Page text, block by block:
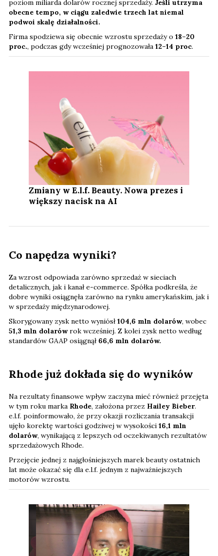
poziom miliarda dolarów rocznej sprzedaży. Jeśli utrzyma
obecne tempo, w ciągu zaledwie trzech lat niemal
podwoi skalę działalności.
Firma spodziewa się obecnie wzrostu sprzedaży o 18–20
proc., podczas gdy wcześniej prognozowała 12–14 proc.
Zmiany w E.l.f. Beauty. Nowa prezes i
większy nacisk na AI
Co napędza wyniki?
Za wzrost odpowiada zarówno sprzedaż w sieciach
detalicznych, jak i kanał e-commerce. Spółka podkreśla, że
dobre wyniki osiągnęła zarówno na rynku amerykańskim, jak i
w sprzedaży międzynarodowej.
Skorygowany zysk netto wyniósł104,6 mln dolarów, wobec
51,3 mln dolarówrok wcześniej. Z kolei zysk netto według
standardów GAAP osiągnął 66,6 mln dolarów.
Rhode już dokłada się do wyników
Na rezultaty finansowe wpływ zaczyna mieć również przejęta
w tym roku marka Rhode, założona przez Hailey Bieber.
e.l.f. poinformowało, że przy okazji rozliczania transakcji
ujęło korektę wartości godziwej w wysokości 16,1 mln
dolarów, wynikającą z lepszych od oczekiwanych rezultatów
sprzedażowych Rhode.
Przejęcie jednej z najgłośniejszych marek beauty ostatnich
lat może okazać się dla e.l.f. jednym z najważniejszych
motorów wzrostu.